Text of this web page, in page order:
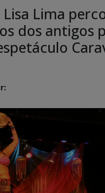
Lima
dos antigos